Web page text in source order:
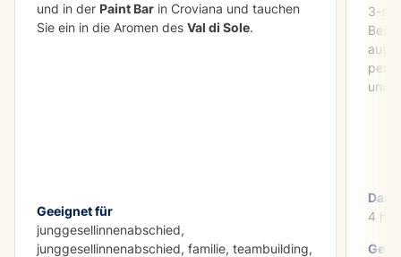
und in der Paint Bar in Croviana und tauchen
Sie ein in die Aromen des Val di Sole.
Geeignet für
junggesellinnenabschied,
junggesellinnenabschied, familie, teambuilding,
3-
und
4 h